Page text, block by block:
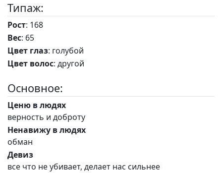
Типаж:
Рост: 168
Вес: 65
Цвет глаз: голубой
Цвет волос: другой
Основное:
Ценю в людях
верность и доброту
Ненавижу в людях
обман
Девиз
все что не убивает, делает нас сильнее